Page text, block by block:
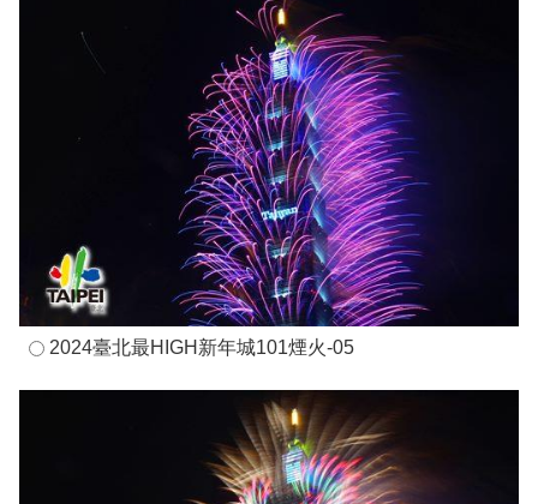
2024臺北最HIGH新年城101煙火-05